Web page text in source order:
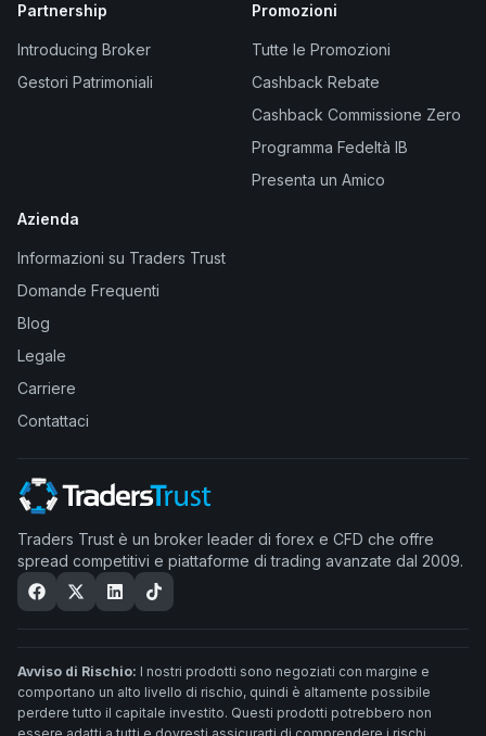
Partnership
Introducing Broker
Gestori Patrimoniali
Promozioni
Tutte le Promozioni
Cashback Rebate
Cashback Commissione Zero
Programma Fedeltà IB
Presenta un Amico
Azienda
Informazioni su Traders Trust
Domande Frequenti
Blog
Legale
Carriere
Contattaci
Traders Trust è un broker leader di forex e CFD che offre
spread competitivi e piattaforme di trading avanzate dal 2009.
Avviso di Rischio: I nostri prodotti sono negoziati con margine e
comportano un alto livello di rischio, quindi è altamente possibile
perdere tutto il capitale investito. Questi prodotti potrebbero non